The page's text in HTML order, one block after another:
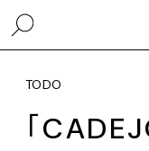
TODO
「